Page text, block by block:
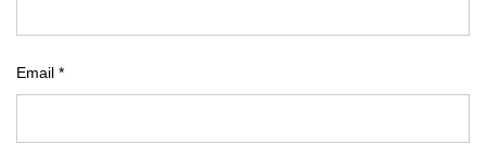
Email *